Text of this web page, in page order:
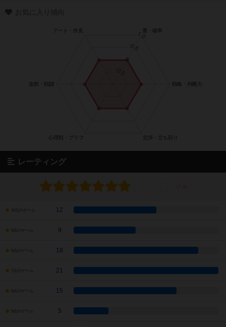
レーティング
10点のゲーム 12
9点のゲーム 9
8点のゲーム 18
7点のゲーム 21
6点のゲーム 15
5点のゲーム 5